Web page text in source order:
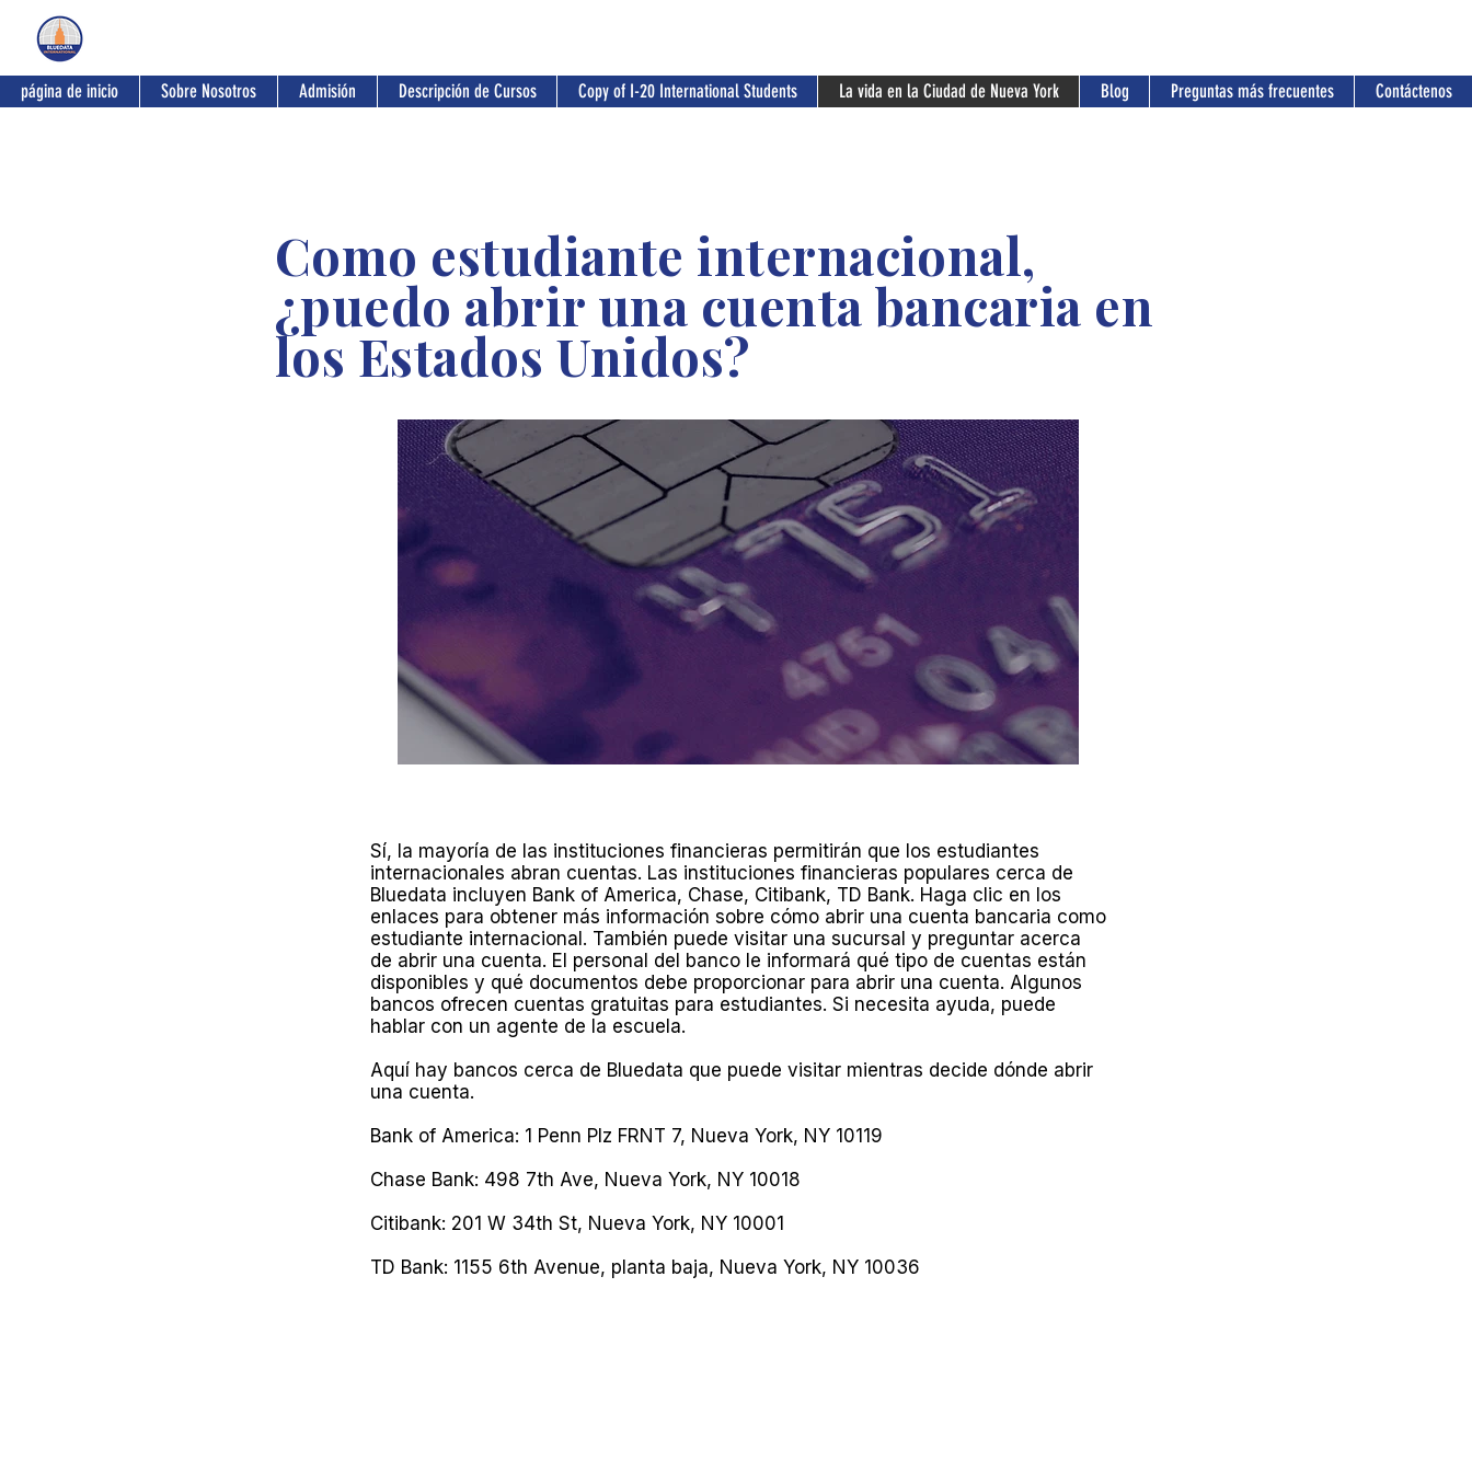
página de inicio Sobre Nosotros Admisión Descripción de Cursos Copy of I-20 International Students La vida en la Ciudad de Nueva York Blog Preguntas más frecuentes Contáctenos
Como estudiante internacional,
¿puedo abrir una cuenta bancaria en
los Estados Unidos?
Sí, la mayoría de las instituciones financieras permitirán que los estudiantes
internacionales abran cuentas. Las instituciones financieras populares cerca de
Bluedata incluyen Bank of America, Chase, Citibank, TD Bank. Haga clic en los
enlaces para obtener más información sobre cómo abrir una cuenta bancaria como
estudiante internacional. También puede visitar una sucursal y preguntar acerca
de abrir una cuenta. El personal del banco le informará qué tipo de cuentas están
disponibles y qué documentos debe proporcionar para abrir una cuenta. Algunos
bancos ofrecen cuentas gratuitas para estudiantes. Si necesita ayuda, puede
hablar con un agente de la escuela.
Aquí hay bancos cerca de Bluedata que puede visitar mientras decide dónde abrir
una cuenta.
Bank of America: 1 Penn Plz FRNT 7, Nueva York, NY 10119
Chase Bank: 498 7th Ave, Nueva York, NY 10018
Citibank: 201 W 34th St, Nueva York, NY 10001
TD Bank: 1155 6th Avenue, planta baja, Nueva York, NY 10036